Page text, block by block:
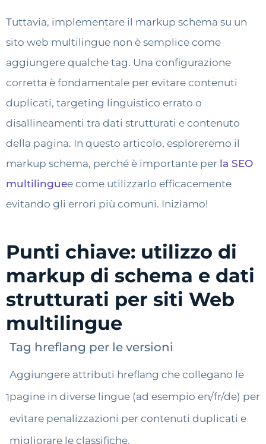
Tuttavia, implementare il markup schema su un
sito web multilingue non è semplice come
aggiungere qualche tag. Una configurazione
corretta è fondamentale per evitare contenuti
duplicati, targeting linguistico errato o
disallineamenti tra dati strutturati e contenuto
della pagina. In questo articolo, esploreremo il
markup schema, perché è importante per la SEO
multilinguee come utilizzarlo efficacemente
evitando gli errori più comuni. Iniziamo!
Punti chiave: utilizzo di
markup di schema e dati
strutturati per siti Web
multilingue
1
Tag hreflang per le versioni
Aggiungere attributi hreflang che collegano le
pagine in diverse lingue (ad esempio en/fr/de) per
evitare penalizzazioni per contenuti duplicati e
migliorare le classifiche.